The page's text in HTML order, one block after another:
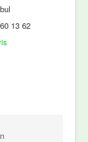
13 62